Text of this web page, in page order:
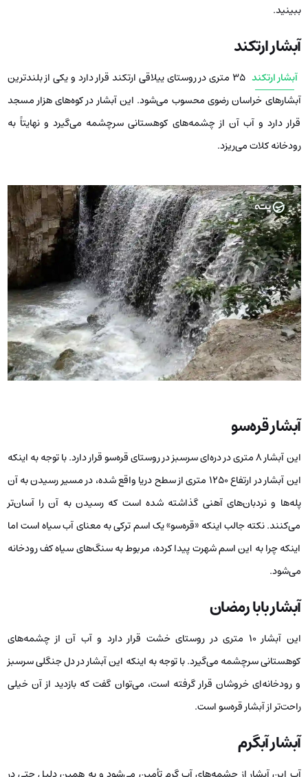
ببینید.
آبشار ارتکند
آبشار ارتکند
۳۵ متری در روستای ییلاقی ارتکند قرار دارد و یکی از بلندترین
آبشارهای خراسان رضوی محسوب می‌شود. این آبشار در کوه‌های هزار‌ مسجد
قرار دارد و آب آن از چشمه‌های کوهستانی سرچشمه می‌گیرد و نهایتاً به
رودخانه کلات می‌ریزد.
آبشار قره‌سو
این آبشار ۸ متری در دره‌ای سرسبز در روستای قره‌سو قرار دارد. با توجه به اینکه
این آبشار در ارتفاع ۱۲۵۰ متری از سطح دریا واقع شده، در مسیر رسیدن به آن
پله‌ها و نردبان‌های آهنی گذاشته شده است که رسیدن به آن را آسان‌تر
می‌کنند. نکته جالب اینکه «قره‌سو» یک اسم ترکی به معنای آب سیاه است اما
اینکه چرا به این اسم شهرت پیدا کرده، مربوط به سنگ‌های سیاه کف رودخانه
می‌شود.
آبشار بابا رمضان
این آبشار ۱۰ متری در روستای خشت قرار دارد و آب آن از چشمه‌های
کوهستانی سرچشمه می‌گیرد. با توجه به اینکه این آبشار در دل جنگلی سرسبز
و رودخانه‌ای خروشان قرار گرفته است، می‌توان گفت که بازدید از آن خیلی
راحت‌تر از آبشار قره‌سو است.
آبشار آبگرم